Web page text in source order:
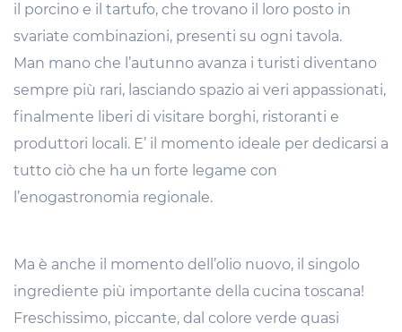
il porcino e il tartufo, che trovano il loro posto in
svariate combinazioni, presenti su ogni tavola.
Man mano che l’autunno avanza i turisti diventano
sempre più rari, lasciando spazio ai veri appassionati,
finalmente liberi di visitare borghi, ristoranti e
produttori locali. E’ il momento ideale per dedicarsi a
tutto ciò che ha un forte legame con
l’enogastronomia regionale.
Ma è anche il momento dell’olio nuovo, il singolo
ingrediente più importante della cucina toscana!
Freschissimo, piccante, dal colore verde quasi